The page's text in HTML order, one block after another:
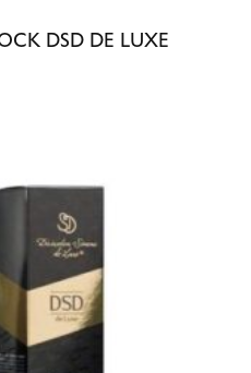
DSD DE LUXE